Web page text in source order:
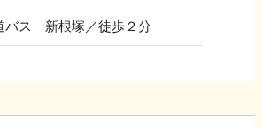
バス 新根塚／徒歩２分